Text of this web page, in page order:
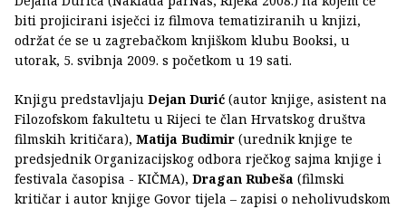
biti projicirani isječci iz filmova tematiziranih u knjizi,
održat će se u zagrebačkom knjiškom klubu Booksi, u
utorak, 5. svibnja 2009. s početkom u 19 sati.
Knjigu predstavljaju Dejan Durić (autor knjige, asistent na
Filozofskom fakultetu u Rijeci te član Hrvatskog društva
filmskih kritičara), Matija Budimir (urednik knjige te
predsjednik Organizacijskog odbora rječkog sajma knjige i
festivala časopisa - KIČMA), Dragan Rubeša (filmski
kritičar i autor knjige Govor tijela – zapisi o neholivudskom